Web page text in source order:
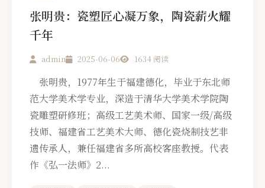
张明贵：瓷塑匠心凝万象，陶瓷薪火耀
千年
admin 2025-06-06 1634 阅读
张明贵，1977年生于福建德化，毕业于东北师
范大学美术学专业，深造于清华大学美术学院陶
瓷雕塑研修班；高级工艺美术师、国家一级/高级
技师、福建省工艺美术大师、德化瓷烧制技艺非
遗传承人，兼任福建省多所高校客座教授。代表
作《弘一法师》2...